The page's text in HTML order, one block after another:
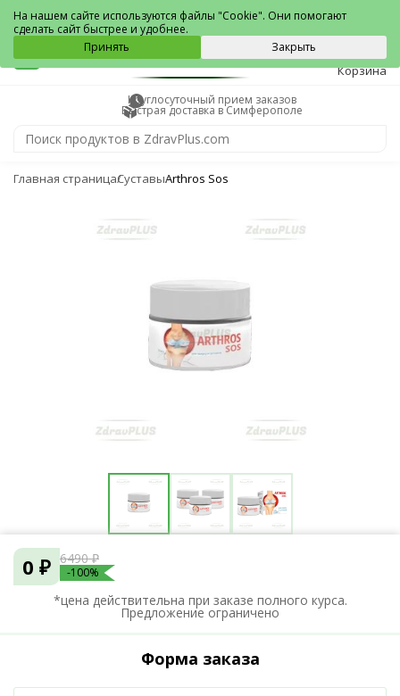
Симферополь
0
Корзина
Круглосуточный прием заказов
Быстрая доставка в Симферополе
Главная страницаСуставыArthros Sos
0 ₽ 6490 ₽
-100%
*цена действительна при заказе полного курса.
Предложение ограничено
Форма заказа
На нашем сайте используются файлы "Cookie". Они помогают
сделать сайт быстрее и удобнее.
Принять
Закрыть